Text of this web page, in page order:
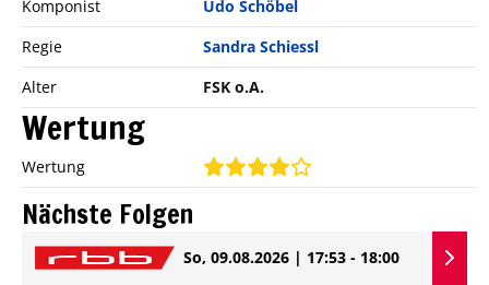
Komponist
Udo Schöbel
Regie
Sandra Schiessl
Alter
FSK o.A.
Wertung
Wertung
Nächste Folgen
So, 09.08.2026 | 17:53 - 18:00